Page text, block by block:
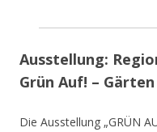
Ausstellung:
Grün Auf! –
Die Ausstellung „GRÜN